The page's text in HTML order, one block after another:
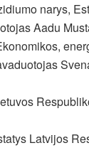
narys,
Aadu
Latvijos